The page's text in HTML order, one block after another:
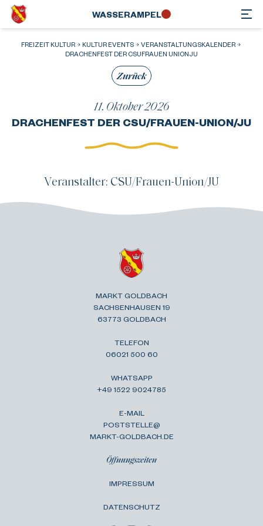
WASSER­AMPEL
Zurück
FREIZEIT KULTUR KULTUR EVENTS
VERANSTALTUNGSKALENDER
DRACHENFEST DER CSUFRAUEN UNIONJU
11. Oktober 2026
DRACHENFEST DER CSU/FRAUEN-UNION/JU
Veranstalter: CSU/Frauen-Union/JU
MARKT GOLDBACH
SACHSENHAUSEN 19
63773 GOLDBACH
TELEFON
06021 500 60
WHATSAPP
+49 1522 9024785
E-MAIL
POSTSTELLE@
MARKT-GOLDBACH.DE
Öffnungszeiten
IMPRESSUM
DATENSCHUTZ